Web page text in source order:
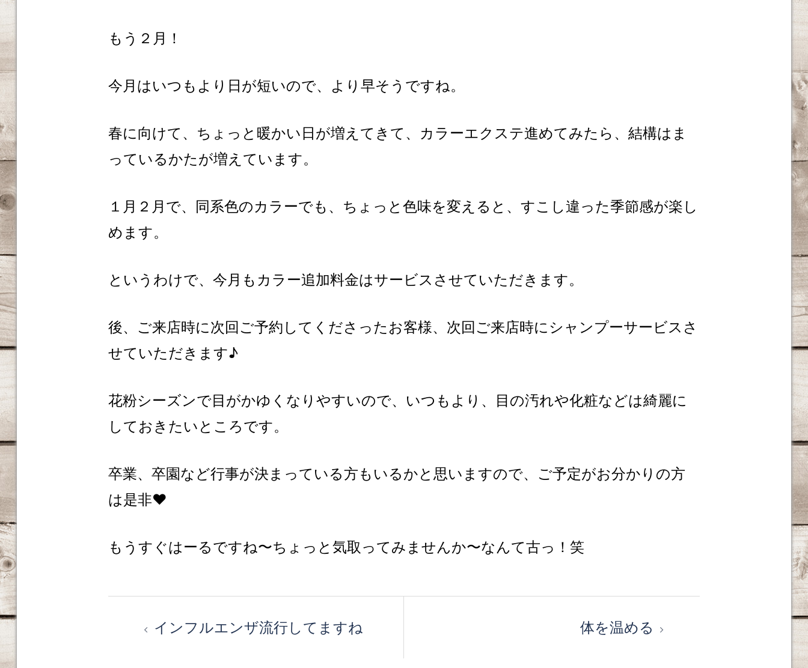
もう２月！
今月はいつもより日が短いので、より早そうですね。
春に向けて、ちょっと暖かい日が増えてきて、カラーエクステ進めてみたら、結構はま
っているかたが増えています。
１月２月で、同系色のカラーでも、ちょっと色味を変えると、すこし違った季節感が楽し
めます。
というわけで、今月もカラー追加料金はサービスさせていただきます。
後、ご来店時に次回ご予約してくださったお客様、次回ご来店時にシャンプーサービスさ
せていただきます♪
花粉シーズンで目がかゆくなりやすいので、いつもより、目の汚れや化粧などは綺麗に
しておきたいところです。
卒業、卒園など行事が決まっている方もいるかと思いますので、ご予定がお分かりの方
は是非❤️
もうすぐはーるですね〜ちょっと気取ってみませんか〜なんて古っ！笑
インフルエンザ流行してますね 体を温める